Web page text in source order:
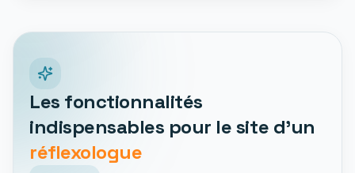
Les fonctionnalités
indispensables pour le site d'un
réflexologue